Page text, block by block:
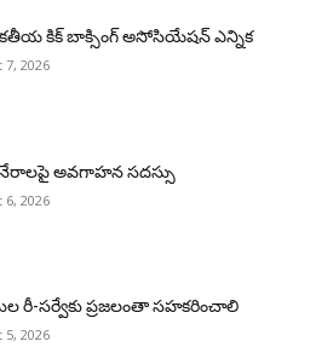
కిక్ బాక్సింగ్ అసోసియేషన్ ఎన్నిక
7, 2026
అవగాహన సదస్సు
6, 2026
రీ-సర్వేకు ప్రజలంతా సహకరించాలి
5, 2026